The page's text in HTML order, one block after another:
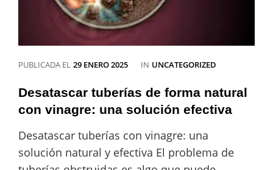
PUBLICADA EL 29 ENERO 2025 IN CATEGORÍAS
UNCATEGORIZED
Desatascar tuberías de forma natural
con vinagre: una solución efectiva
Desatascar tuberías con vinagre: una
solución natural y efectiva El problema de